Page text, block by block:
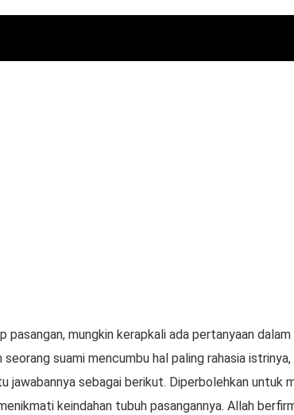
pasangan, mungkin kerapkali ada pertanyaan
seorang suami mencumbu hal paling rahasia
jawabannya sebagai berikut. Diperbolehkan untuk
keindahan tubuh pasangannya. Allah